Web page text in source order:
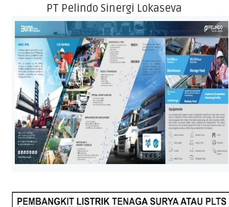
PT Pelindo Sinergi Lokaseva